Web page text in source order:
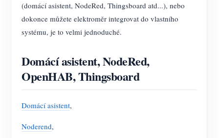
(domácí asistent, NodeRed, Thingsboard atd...), nebo
dokonce můžete elektroměr integrovat do vlastního
systému, je to velmi jednoduché.
Domácí asistent, NodeRed,
OpenHAB, Thingsboard
Domácí asistent,
Noderend,